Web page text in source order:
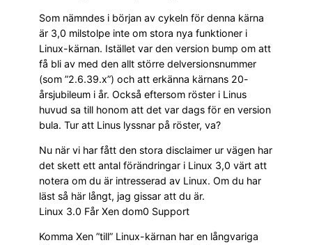
Som nämndes i början av cykeln för denna kärna
är 3,0 milstolpe inte om stora nya funktioner i
Linux-kärnan. Istället var den version bump om att
få bli av med den allt större delversionsnummer
(som ”2.6.39.x”) och att erkänna kärnans 20-
årsjubileum i år. Också eftersom röster i Linus
huvud sa till honom att det var dags för en version
bula. Tur att Linus lyssnar på röster, va?
Nu när vi har fått den stora disclaimer ur vägen har
det skett ett antal förändringar i Linux 3,0 värt att
notera om du är intresserad av Linux. Om du har
läst så här långt, jag gissar att du är.
Linux 3.0 Får Xen dom0 Support
Komma Xen ”till” Linux-kärnan har en långvariga